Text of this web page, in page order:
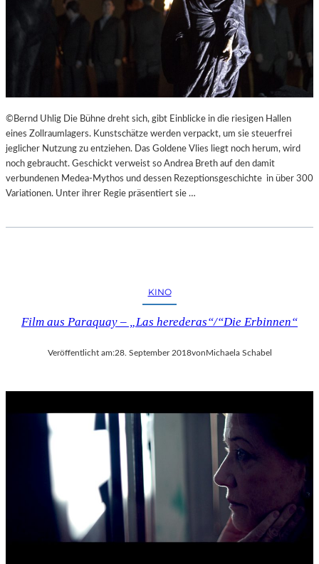
©Bernd Uhlig Die Bühne dreht sich, gibt Einblicke in die riesigen Hallen
eines Zollraumlagers. Kunstschätze werden verpackt, um sie steuerfrei
jeglicher Nutzung zu entziehen. Das Goldene Vlies liegt noch herum, wird
noch gebraucht. Geschickt verweist so Andrea Breth auf den damit
verbundenen Medea-Mythos und dessen Rezeptionsgeschichte in über 300
Variationen. Unter ihrer Regie präsentiert sie …
KINO
Film aus Paraquay – „Las herederas“/“Die Erbinnen“
Veröffentlicht am:28. September 2018von Michaela Schabel